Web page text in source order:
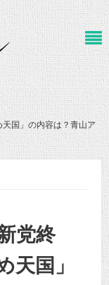
国」の内容は？青山ア
党終
天国」